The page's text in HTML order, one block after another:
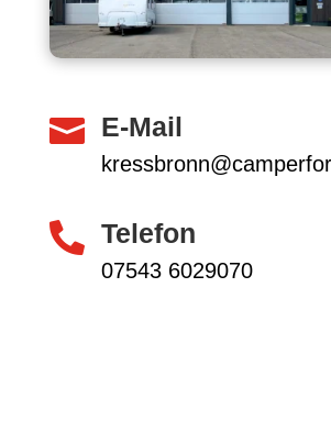
 E-Mail
 Telefon
07543 6029070